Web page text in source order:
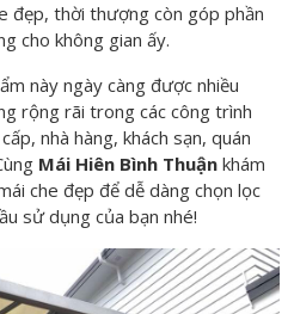
đẹp, thời thượng còn góp phần
cho không gian ấy.
này ngày càng được nhiều
rộng rãi trong các công trình
nhà hàng, khách sạn, quán
Mái Hiên Bình Thuận khám
che đẹp để dễ dàng chọn lọc
sử dụng của bạn nhé!